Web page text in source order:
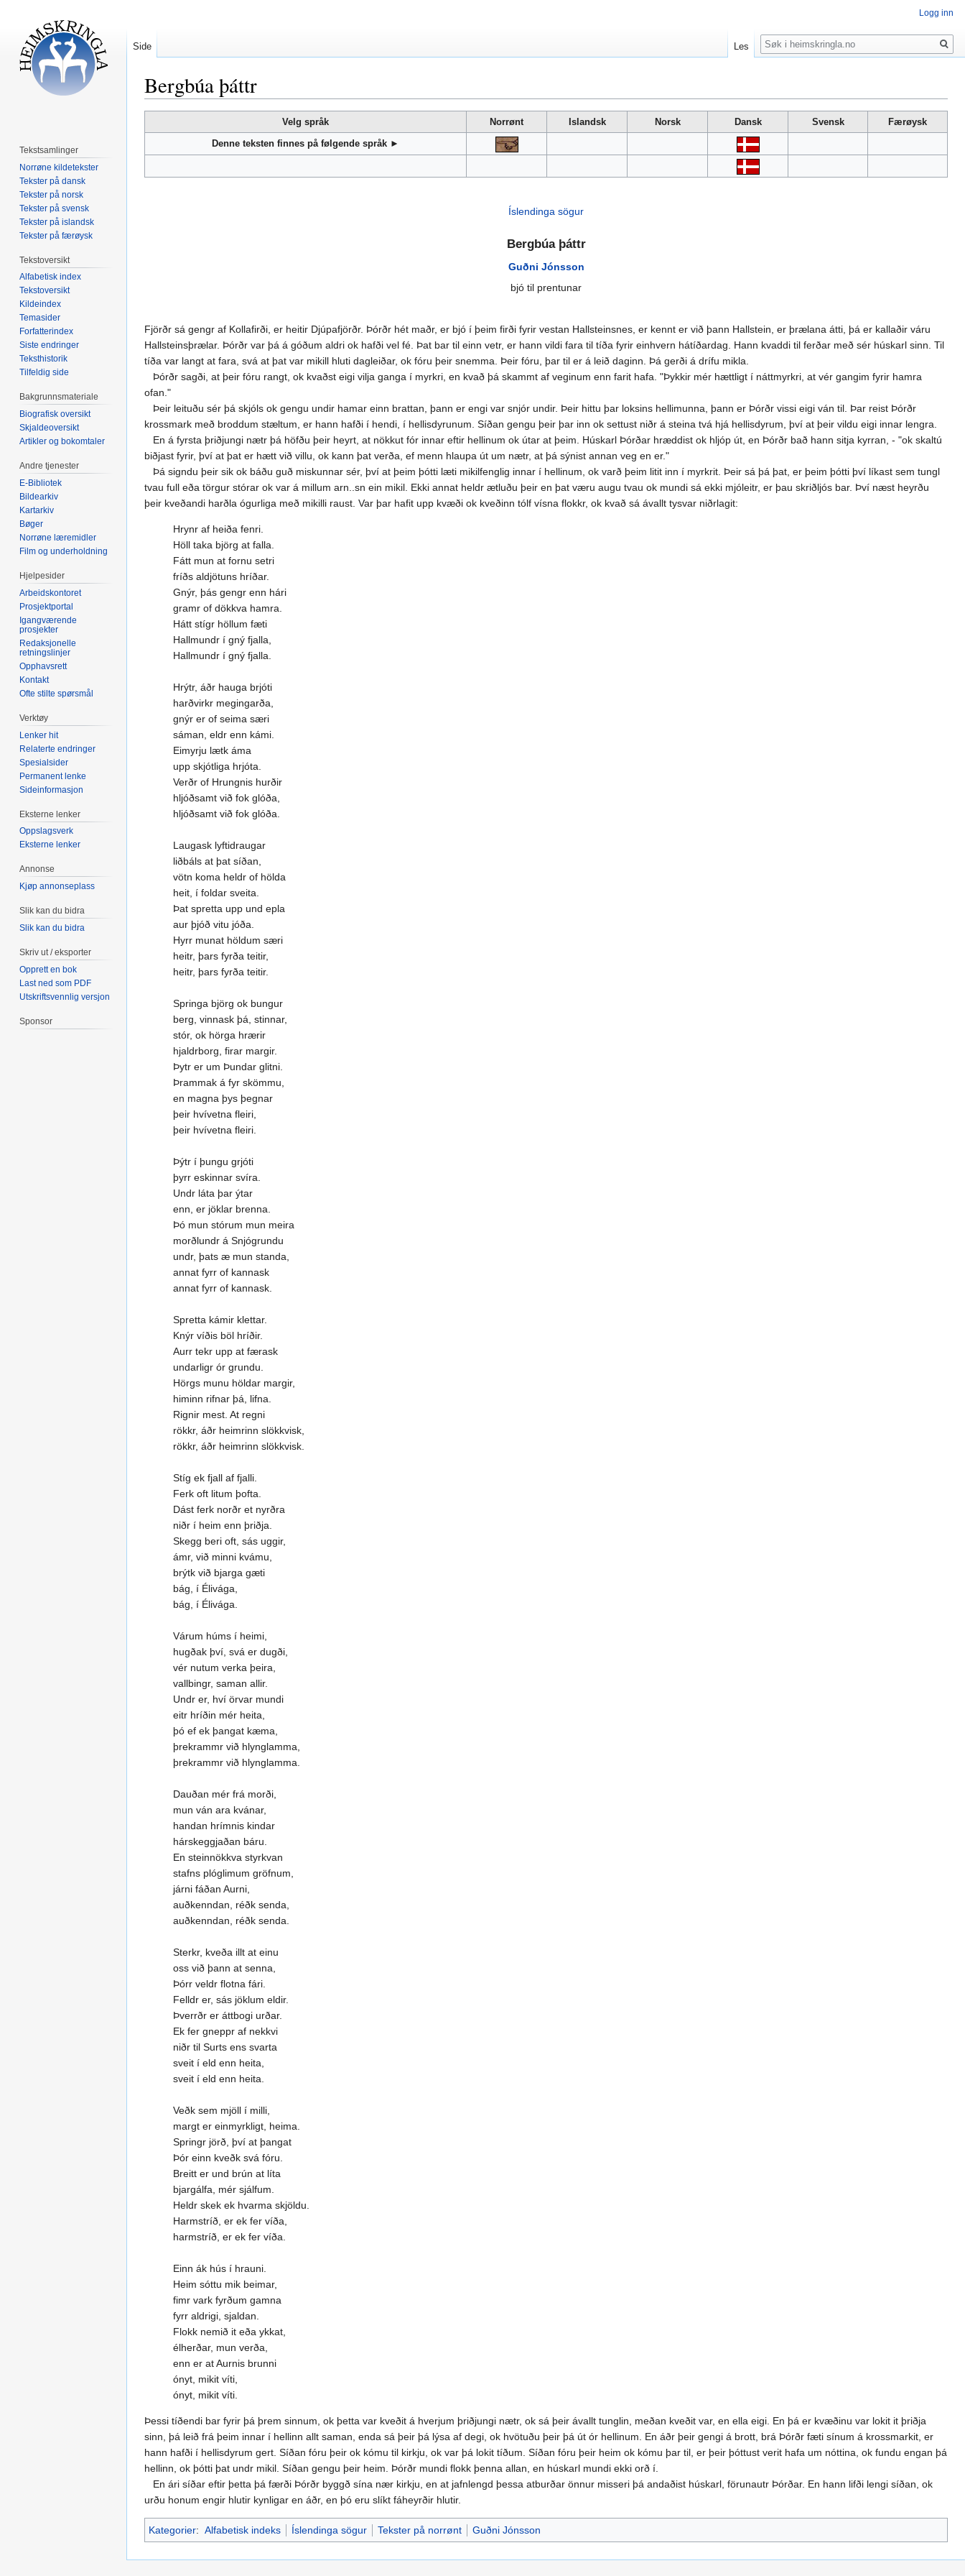
Bergbúa þáttr
til
til
Velg språk Norrønt Islandsk Norsk Dansk Svensk
Færøysk
Denne teksten finnes på følgende språk ►
Íslendinga sögur
Bergbúa þáttr
Guðni Jónsson
bjó til prentunar
Fjörðr sá gengr af Kollafirði, er heitir Djúpafjörðr. Þórðr hét maðr, er bjó í þeim firði fyrir vestan Hallsteinsnes, er kennt er við þann Hallstein, er þrælana átti, þá er kallaðir váru
Hallsteinsþrælar. Þórðr var þá á góðum aldri ok hafði vel fé. Þat bar til einn vetr, er hann vildi fara til tíða fyrir einhvern hátíðardag. Hann kvaddi til ferðar með sér húskarl sinn. Til
tíða var langt at fara, svá at þat var mikill hluti dagleiðar, ok fóru þeir snemma. Þeir fóru, þar til er á leið daginn. Þá gerði á drífu mikla.
Þórðr sagði, at þeir fóru rangt, ok kvaðst eigi vilja ganga í myrkri, en kvað þá skammt af veginum enn farit hafa. "Þykkir mér hættligt í náttmyrkri, at vér gangim fyrir hamra
ofan."
Þeir leituðu sér þá skjóls ok gengu undir hamar einn brattan, þann er engi var snjór undir. Þeir hittu þar loksins hellimunna, þann er Þórðr vissi eigi ván til. Þar reist Þórðr
krossmark með broddum stæltum, er hann hafði í hendi, í hellisdyrunum. Síðan gengu þeir þar inn ok settust niðr á steina tvá hjá hellisdyrum, því at þeir vildu eigi innar lengra.
En á fyrsta þriðjungi nætr þá höfðu þeir heyrt, at nökkut fór innar eftir hellinum ok útar at þeim. Húskarl Þórðar hræddist ok hljóp út, en Þórðr bað hann sitja kyrran, - "ok skaltú
biðjast fyrir, því at þat er hætt við villu, ok kann þat verða, ef menn hlaupa út um nætr, at þá sýnist annan veg en er."
Þá signdu þeir sik ok báðu guð miskunnar sér, því at þeim þótti læti mikilfenglig innar í hellinum, ok varð þeim litit inn í myrkrit. Þeir sá þá þat, er þeim þótti því líkast sem tungl
tvau full eða törgur stórar ok var á millum arn..sn ein mikil. Ekki annat heldr ætluðu þeir en þat væru augu tvau ok mundi sá ekki mjóleitr, er þau skriðljós bar. Því næst heyrðu
þeir kveðandi harðla ógurliga með mikilli raust. Var þar hafit upp kvæði ok kveðinn tólf vísna flokkr, ok kvað sá ávallt tysvar niðrlagit:
Hrynr af heiða fenri.
Höll taka björg at falla.
Fátt mun at fornu setri
fríðs aldjötuns hríðar.
Gnýr, þás gengr enn hári
gramr of dökkva hamra.
Hátt stígr höllum fæti
Hallmundr í gný fjalla,
Hallmundr í gný fjalla.
Hrýtr, áðr hauga brjóti
harðvirkr megingarða,
gnýr er of seima særi
sáman, eldr enn kámi.
Eimyrju lætk áma
upp skjótliga hrjóta.
Verðr of Hrungnis hurðir
hljóðsamt við fok glóða,
hljóðsamt við fok glóða.
Laugask lyftidraugar
liðbáls at þat síðan,
vötn koma heldr of hölda
heit, í foldar sveita.
Þat spretta upp und epla
aur þjóð vitu jóða.
Hyrr munat höldum særi
heitr, þars fyrða teitir,
heitr, þars fyrða teitir.
Springa björg ok bungur
berg, vinnask þá, stinnar,
stór, ok hörga hrærir
hjaldrborg, firar margir.
Þytr er um Þundar glitni.
Þrammak á fyr skömmu,
en magna þys þegnar
þeir hvívetna fleiri,
þeir hvívetna fleiri.
Þýtr í þungu grjóti
þyrr eskinnar svíra.
Undr láta þar ýtar
enn, er jöklar brenna.
Þó mun stórum mun meira
morðlundr á Snjógrundu
undr, þats æ mun standa,
annat fyrr of kannask
annat fyrr of kannask.
Spretta kámir klettar.
Knýr víðis böl hríðir.
Aurr tekr upp at færask
undarligr ór grundu.
Hörgs munu höldar margir,
himinn rifnar þá, lifna.
Rignir mest. At regni
rökkr, áðr heimrinn slökkvisk,
rökkr, áðr heimrinn slökkvisk.
Stíg ek fjall af fjalli.
Ferk oft litum þofta.
Dást ferk norðr et nyrðra
niðr í heim enn þriðja.
Skegg beri oft, sás uggir,
ámr, við minni kvámu,
brýtk við bjarga gæti
bág, í Élivága,
bág, í Élivága.
Várum húms í heimi,
hugðak því, svá er dugði,
vér nutum verka þeira,
vallbingr, saman allir.
Undr er, hví örvar mundi
eitr hríðin mér heita,
þó ef ek þangat kæma,
þrekrammr við hlynglamma,
þrekrammr við hlynglamma.
Dauðan mér frá morði,
mun ván ara kvánar,
handan hrímnis kindar
hárskeggjaðan báru.
En steinnökkva styrkvan
stafns plóglimum gröfnum,
járni fáðan Aurni,
auðkenndan, réðk senda,
auðkenndan, réðk senda.
Sterkr, kveða illt at einu
oss við þann at senna,
Þórr veldr flotna fári.
Felldr er, sás jöklum eldir.
Þverrðr er áttbogi urðar.
Ek fer gneppr af nekkvi
niðr til Surts ens svarta
sveit í eld enn heita,
sveit í eld enn heita.
Veðk sem mjöll í milli,
margt er einmyrkligt, heima.
Springr jörð, því at þangat
Þór einn kveðk svá fóru.
Breitt er und brún at líta
bjargálfa, mér sjálfum.
Heldr skek ek hvarma skjöldu.
Harmstríð, er ek fer víða,
harmstríð, er ek fer víða.
Einn ák hús í hrauni.
Heim sóttu mik beimar,
fimr vark fyrðum gamna
fyrr aldrigi, sjaldan.
Flokk nemið it eða ykkat,
élherðar, mun verða,
enn er at Aurnis brunni
ónyt, mikit víti,
ónyt, mikit víti.
Þessi tíðendi bar fyrir þá þrem sinnum, ok þetta var kveðit á hverjum þriðjungi nætr, ok sá þeir ávallt tunglin, meðan kveðit var, en ella eigi. En þá er kvæðinu var lokit it þriðja
sinn, þá leið frá þeim innar í hellinn allt saman, enda sá þeir þá lýsa af degi, ok hvötuðu þeir þá út ór hellinum. En áðr þeir gengi á brott, brá Þórðr fæti sínum á krossmarkit, er
hann hafði í hellisdyrum gert. Síðan fóru þeir ok kómu til kirkju, ok var þá lokit tíðum. Síðan fóru þeir heim ok kómu þar til, er þeir þóttust verit hafa um nóttina, ok fundu engan þá
hellinn, ok þótti þat undr mikil. Síðan gengu þeir heim. Þórðr mundi flokk þenna allan, en húskarl mundi ekki orð í.
En ári síðar eftir þetta þá færði Þórðr byggð sína nær kirkju, en at jafnlengd þessa atburðar önnur misseri þá andaðist húskarl, förunautr Þórðar. En hann lifði lengi síðan, ok
urðu honum engir hlutir kynligar en áðr, en þó eru slíkt fáheyrðir hlutir.
Kategorier: Alfabetisk indeks Íslendinga sögur Tekster på norrønt Guðni Jónsson
Logg inn
Side Les
Søk
Tekstsamlinger
Norrøne kildetekster
Tekster på dansk
Tekster på norsk
Tekster på svensk
Tekster på islandsk
Tekster på færøysk
Tekstoversikt
Alfabetisk index
Tekstoversikt
Kildeindex
Temasider
Forfatterindex
Siste endringer
Teksthistorik
Tilfeldig side
Bakgrunnsmateriale
Biografisk oversikt
Skjaldeoversikt
Artikler og bokomtaler
Andre tjenester
E-Bibliotek
Bildearkiv
Kartarkiv
Bøger
Norrøne læremidler
Film og underholdning
Hjelpesider
Arbeidskontoret
Prosjektportal
Igangværende
prosjekter
Redaksjonelle
retningslinjer
Opphavsrett
Kontakt
Ofte stilte spørsmål
Verktøy
Lenker hit
Relaterte endringer
Spesialsider
Permanent lenke
Sideinformasjon
Eksterne lenker
Oppslagsverk
Eksterne lenker
Annonse
Kjøp annonseplass
Slik kan du bidra
Slik kan du bidra
Skriv ut / eksporter
Opprett en bok
Last ned som PDF
Utskriftsvennlig versjon
Sponsor